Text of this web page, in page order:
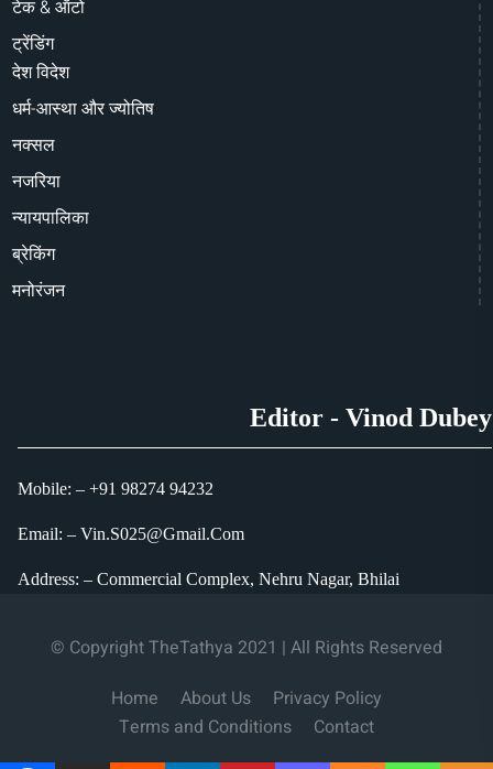
टेक & ऑटो
ट्रेंडिंग
देश विदेश
धर्म-आस्था और ज्योतिष
नक्सल
नजरिया
न्यायपालिका
ब्रेकिंग
मनोरंजन
Editor - Vinod Dubey
Mobile: – +91 98274 94232
Email: – Vin.S025@Gmail.Com
Address: – Commercial Complex, Nehru Nagar, Bhilai
© Copyright TheTathya 2021 | All Rights Reserved
Home
About Us
Privacy Policy
Terms and Conditions
Contact